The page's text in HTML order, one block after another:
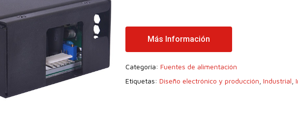
Más Información
Categoría: Fuentes de alimentación
Etiquetas: Diseño electrónico y producción Industrial